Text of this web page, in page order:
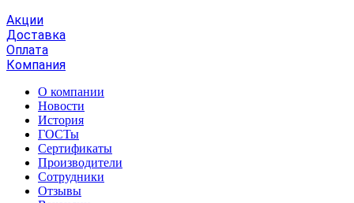
Акции
Доставка
Оплата
Компания
О компании
Новости
История
ГОСТы
Сертификаты
Производители
Сотрудники
Отзывы